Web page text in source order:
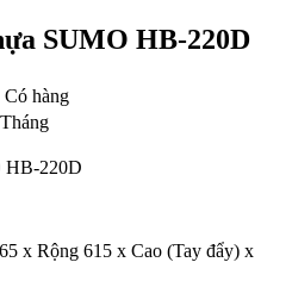
SUMO HB-220D
Có hàng
HB-220D
x Rộng 615 x Cao (Tay đẩy) x